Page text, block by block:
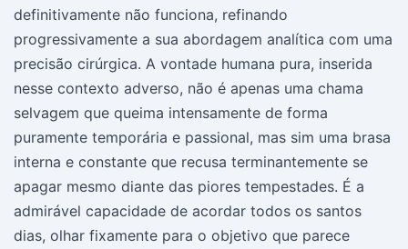
definitivamente não funciona, refinando
progressivamente a sua abordagem analítica com uma
precisão cirúrgica. A vontade humana pura, inserida
nesse contexto adverso, não é apenas uma chama
selvagem que queima intensamente de forma
puramente temporária e passional, mas sim uma brasa
interna e constante que recusa terminantemente se
apagar mesmo diante das piores tempestades. É a
admirável capacidade de acordar todos os santos
dias, olhar fixamente para o objetivo que parece